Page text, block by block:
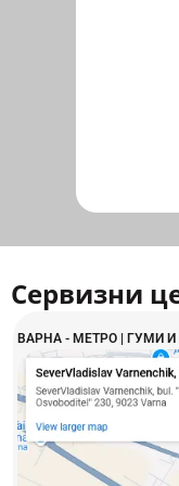
Сервизни
ВАРНА - МЕТРО | ГУМИ И